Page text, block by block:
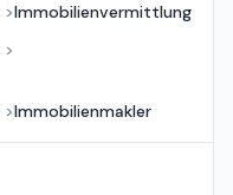
>Immobilienvermittlung
>
>Immobilienmakler